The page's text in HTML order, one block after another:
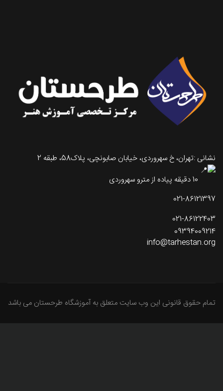
نشانی :تهران، خ سهروردی، خیابان صابونچی، پلاک58، طبقه 2
021-86121397
021-86122403
09394009214
info@tarhestan.org
تمام حقوق قانونی این وب سایت متعلق به آموزشگاه طرحستان می باشد